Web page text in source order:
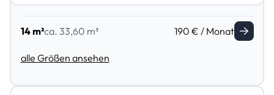
14 m²ca. 33,60 m³ 190 € / Monat
alle Größen ansehen